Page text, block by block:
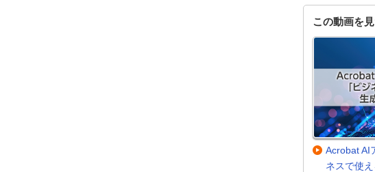
この動画を
Acrobat AI
ネスで使